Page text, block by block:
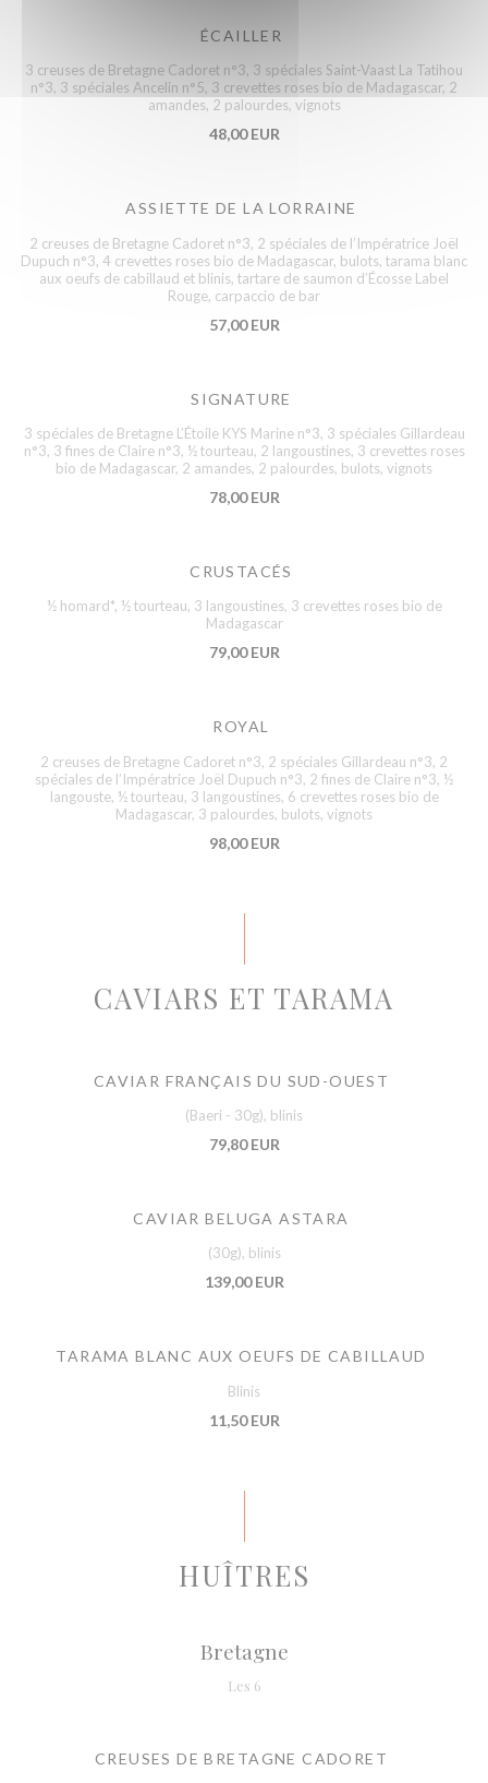
ÉCAILLER
3 creuses de Bretagne Cadoret n°3, 3 spéciales Saint-Vaast La Tatihou
n°3, 3 spéciales Ancelin n°5, 3 crevettes roses bio de Madagascar, 2
amandes, 2 palourdes, vignots
48,00 EUR
ASSIETTE DE LA LORRAINE
2 creuses de Bretagne Cadoret n°3, 2 spéciales de l’Impératrice Joël
Dupuch n°3, 4 crevettes roses bio de Madagascar, bulots, tarama blanc
aux oeufs de cabillaud et blinis, tartare de saumon d’Écosse Label
Rouge, carpaccio de bar
57,00 EUR
SIGNATURE
3 spéciales de Bretagne L’Étoile KYS Marine n°3, 3 spéciales Gillardeau
n°3, 3 fines de Claire n°3, ½ tourteau, 2 langoustines, 3 crevettes roses
bio de Madagascar, 2 amandes, 2 palourdes, bulots, vignots
78,00 EUR
CRUSTACÉS
½ homard*, ½ tourteau, 3 langoustines, 3 crevettes roses bio de
Madagascar
79,00 EUR
ROYAL
2 creuses de Bretagne Cadoret n°3, 2 spéciales Gillardeau n°3, 2
spéciales de l’Impératrice Joël Dupuch n°3, 2 fines de Claire n°3, ½
langouste, ½ tourteau, 3 langoustines, 6 crevettes roses bio de
Madagascar, 3 palourdes, bulots, vignots
98,00 EUR
CAVIARS ET TARAMA
CAVIAR FRANÇAIS DU SUD-OUEST
(Baeri - 30g), blinis
79,80 EUR
CAVIAR BELUGA ASTARA
(30g), blinis
139,00 EUR
TARAMA BLANC AUX OEUFS DE CABILLAUD
Blinis
11,50 EUR
HUÎTRES
Bretagne
Les 6
CREUSES DE BRETAGNE CADORET